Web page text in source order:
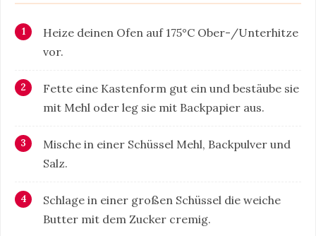
Heize deinen Ofen auf 175°C Ober-/Unterhitze
vor.
Fette eine Kastenform gut ein und bestäube sie
mit Mehl oder leg sie mit Backpapier aus.
Mische in einer Schüssel Mehl, Backpulver und
Salz.
Schlage in einer großen Schüssel die weiche
Butter mit dem Zucker cremig.